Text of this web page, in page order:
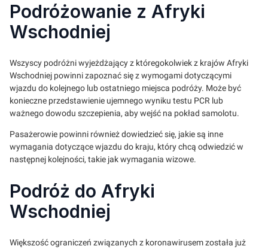
Podróżowanie z Afryki
Wschodniej
Wszyscy podróżni wyjeżdżający z któregokolwiek z krajów Afryki
Wschodniej powinni zapoznać się z wymogami dotyczącymi
wjazdu do kolejnego lub ostatniego miejsca podróży. Może być
konieczne przedstawienie ujemnego wyniku testu PCR lub
ważnego dowodu szczepienia, aby wejść na pokład samolotu.
Pasażerowie powinni również dowiedzieć się, jakie są inne
wymagania dotyczące wjazdu do kraju, który chcą odwiedzić w
następnej kolejności, takie jak wymagania wizowe.
Podróż do Afryki
Wschodniej
Większość ograniczeń związanych z koronawirusem została już